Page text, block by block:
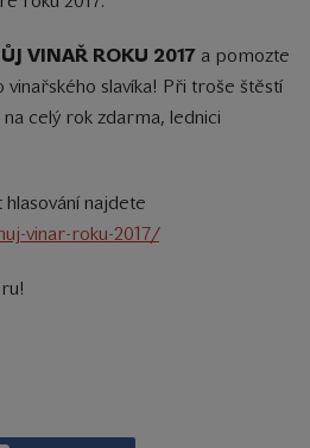
VINAŘ ROKU 2017 a pomozte
vinařského slavíka! Při troše štěstí
celý rok zdarma, lednici
najdete
vinar-roku-2017/